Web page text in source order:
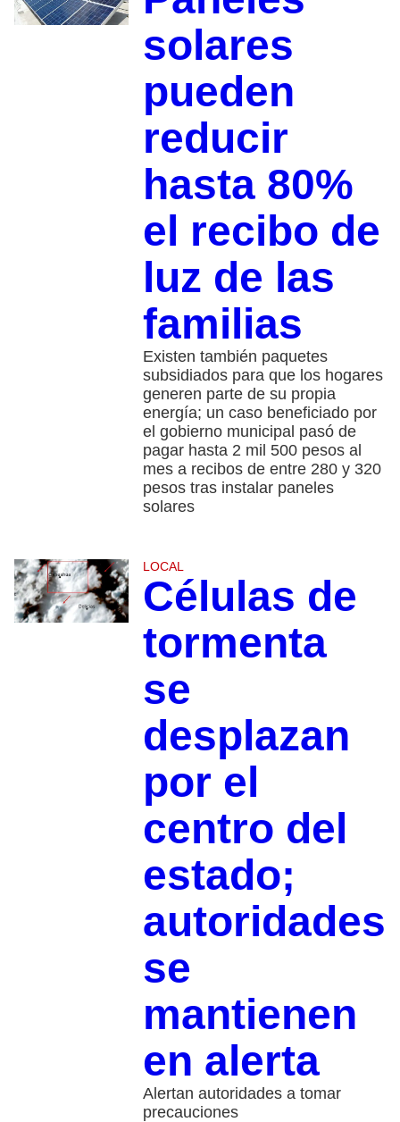
solares
pueden
reducir
hasta 80%
el recibo de
luz de las
familias
Existen también paquetes
subsidiados para que los hogares
generen parte de su propia
energía; un caso beneficiado por
el gobierno municipal pasó de
pagar hasta 2 mil 500 pesos al
mes a recibos de entre 280 y 320
pesos tras instalar paneles
solares
LOCAL
Células de
tormenta
se
desplazan
por el
centro del
estado;
autoridades
se
mantienen
en alerta
Alertan autoridades a tomar
precauciones